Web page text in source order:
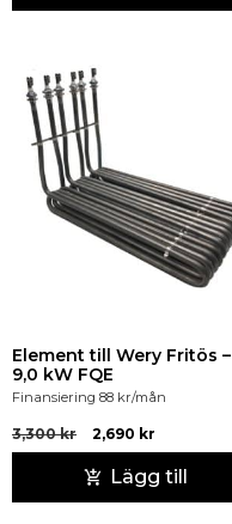
Element till Wery Fritös –
9,0 kW FQE
Finansiering 88 kr/mån
3,300kr 2,690 kr
Lägg till